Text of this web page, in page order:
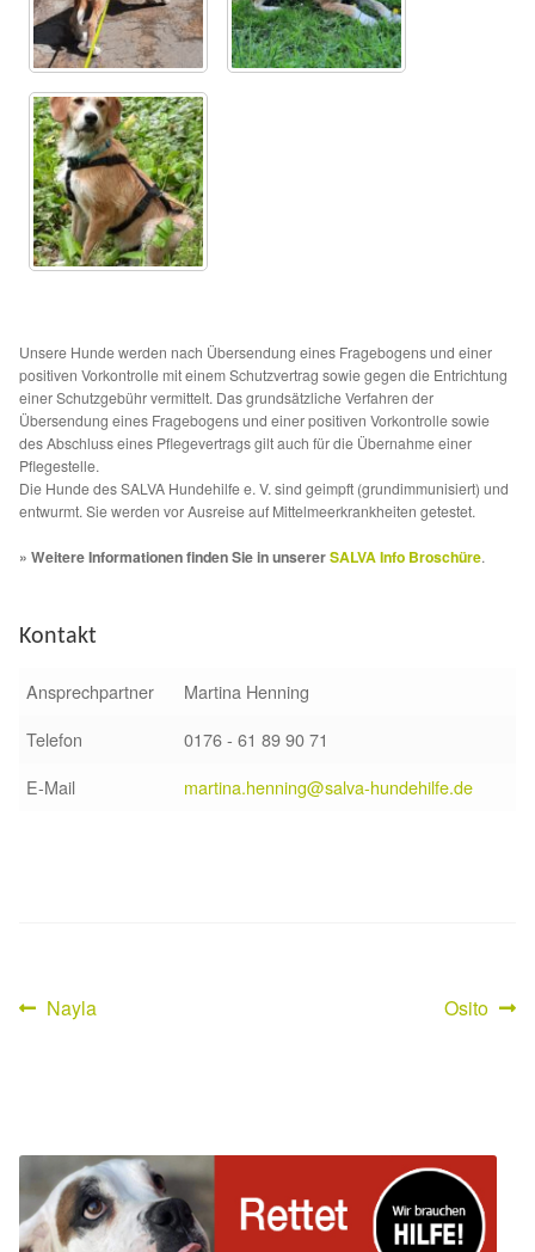
Glückliche Fellnasen
Happy End Stories
Regenbogenbrücke
Aktuelles
SALVA News
Kreativprojekte
Unsere Partnertierheime
Partnertierheim La Linea in Spanien
Updates „Hilfe La Linea“
Partnertierheim in Bulgarien
Unsere Hunde werden nach Übersendung eines Fragebogens und einer
positiven Vorkontrolle mit einem Schutzvertrag sowie gegen die Entrichtung
einer Schutzgebühr vermittelt. Das grundsätzliche Verfahren der
Übersendung eines Fragebogens und einer positiven Vorkontrolle sowie
des Abschluss eines Pflegevertrags gilt auch für die Übernahme einer
Pflegestelle.
Die Hunde des SALVA Hundehilfe e. V. sind geimpft (grundimmunisiert) und
entwurmt. Sie werden vor Ausreise auf Mittelmeerkrankheiten getestet.
» Weitere Informationen finden Sie in unsererSALVA Info Broschüre.
Kontakt
Ansprechpartner
Martina Henning
Telefon
0176 - 61 89 90 71
E-Mail
martina.henning@salva-hundehilfe.de
Beitragsnavigation
Vorheriger
Nayla
Nächster
Osito